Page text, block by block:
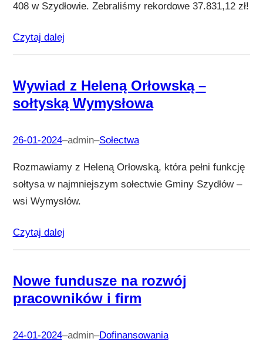
408 w Szydłowie. Zebraliśmy rekordowe 37.831,12 zł!
Czytaj dalej
Wywiad z Heleną Orłowską –
sołtyską Wymysłowa
26-01-2024–admin–Sołectwa
Rozmawiamy z Heleną Orłowską, która pełni funkcję
sołtysa w najmniejszym sołectwie Gminy Szydłów –
wsi Wymysłów.
Czytaj dalej
Nowe fundusze na rozwój
pracowników i firm
24-01-2024–admin–Dofinansowania